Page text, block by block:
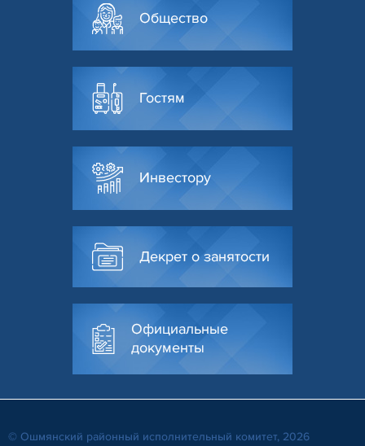
Общество
Гостям
Инвестору
Декрет о занятости
Официальные
документы
© Ошмянский районный исполнительный комитет, 2026